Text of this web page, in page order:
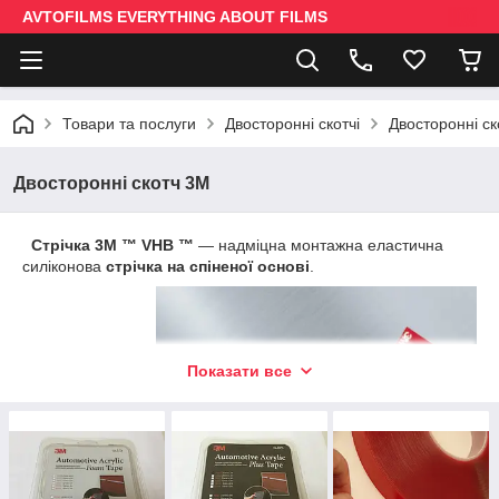
AVTOFILMS EVERYTHING ABOUT FILMS
Товари та послуги Двосторонні скотчі Двосторонні
Двосторонні скотч 3М
Стрічка 3M ™ VHB ™ ― надміцна монтажна еластична
силіконова стрічка на спіненої основі
Показати все